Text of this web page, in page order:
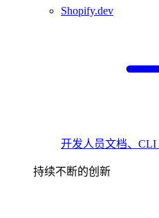
Shopify.dev
开发人员文档、CLI
持续不断的创新